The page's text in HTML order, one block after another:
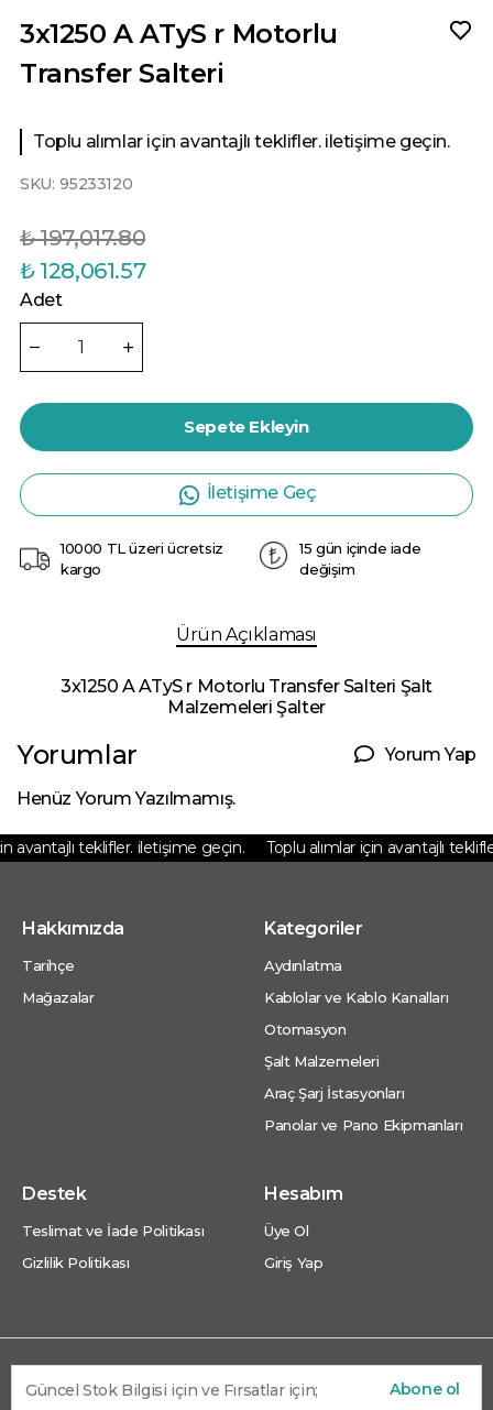
3x1250 A ATyS r Motorlu
Transfer Salteri
Toplu alımlar için avantajlı teklifler. iletişime geçin.
SKU: 95233120
₺ 197,017.80
₺ 128,061.57
Adet
Sepete Ekleyin
İletişime Geç
10000 TL üzeri ücretsiz
kargo
15 gün içinde iade
değişim
Ürün Açıklaması
3x1250 A ATyS r Motorlu Transfer Salteri Şalt
Malzemeleri Şalter
Yorumlar Yorum Yap
Henüz Yorum Yazılmamış.
avantajlı teklifler. iletişime geçin. Toplu alımlar için avantajlı
Hakkımızda
Tarihçe
Mağazalar
Kategoriler
Aydınlatma
Kablolar ve Kablo Kanalları
Otomasyon
Şalt Malzemeleri
Araç Şarj İstasyonları
Panolar ve Pano Ekipmanları
Destek
Teslimat ve İade Politikası
Gizlilik Politikası
Hesabım
Üye Ol
Giriş Yap
Abone ol